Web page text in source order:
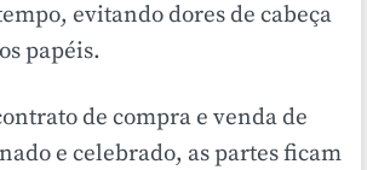
evitando dores de cabeça
papéis.
de compra e venda de
e celebrado, as partes ficam